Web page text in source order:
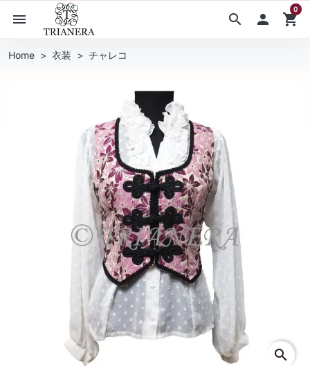
search
menu  shopping_cart
0
Home 衣装 チャレコ
search